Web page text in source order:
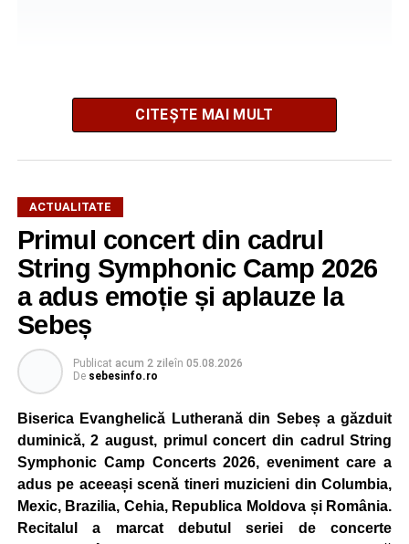
După două ediții organizate în Parcul Arini, competiția se
mută într-un nou decor, oferind participanților ocazia de a
concura într-un cadru natural deosebit. Evenimentul este
destinat copiilor și adolescenților cu vârste cuprinse între
5 și 18 ani, iar participarea este gratuită.
Organizatorii au pregătit trasee adaptate fiecărei categorii
de vârstă, astfel încât competiția să fie accesibilă atât
celor aflați la început de drum, cât și celor cu experiență în
mountain bike. La finalul întrecerii, cei mai bine clasați
concurenți vor fi recompensați cu premii în bani și premii
oferite de partenerii evenimentului.
Înaintea zilei de concurs, participanții își vor putea ridica
CITEȘTE MAI MULT
ACTUALITATE
Primul concert din cadrul
String Symphonic Camp 2026
a adus emoție și aplauze la
Sebeș
Publicat acum 2 zileîn 05.08.2026
De sebesinfo.ro
Biserica Evanghelică Lutherană din Sebeș a găzduit
duminică, 2 august, primul concert din cadrul String
Symphonic Camp Concerts 2026, eveniment care a
adus pe aceeași scenă tineri muzicieni din Columbia,
Mexic, Brazilia, Cehia, Republica Moldova și România.
Recitalul a marcat debutul seriei de concerte